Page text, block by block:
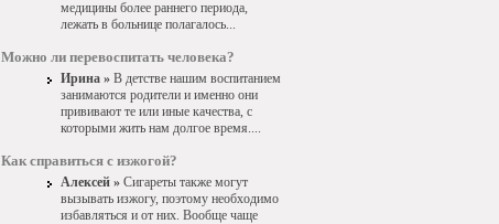
медицины более раннего периода,
лежать в больнице полагалось...
Можно ли перевоспитать человека?
Ирина » В детстве нашим воспитанием
занимаются родители и именно они
прививают те или иные качества, с
которыми жить нам долгое время....
Как справиться с изжогой?
Алексей » Сигареты также могут
вызывать изжогу, поэтому необходимо
избавляться и от них. Вообще чаще